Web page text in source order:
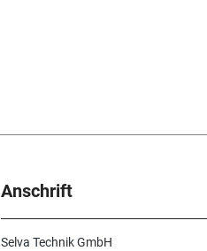
Anschrift
Selva Technik GmbH